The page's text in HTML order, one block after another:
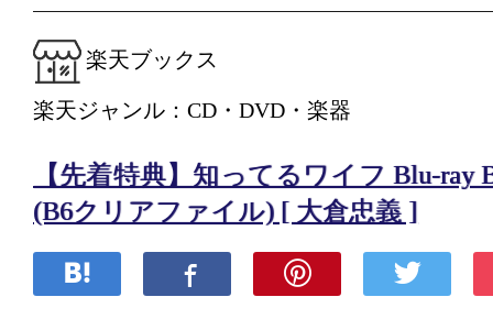
楽天ブックス
楽天ジャンル：CD・DVD・楽器
【先着特典】知ってるワイフ Blu-ray
(B6クリアファイル) [ 大倉忠義 ]